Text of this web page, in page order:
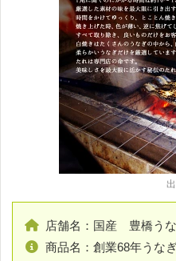
店舗名：国産 豊橋う
商品名：創業68年うな